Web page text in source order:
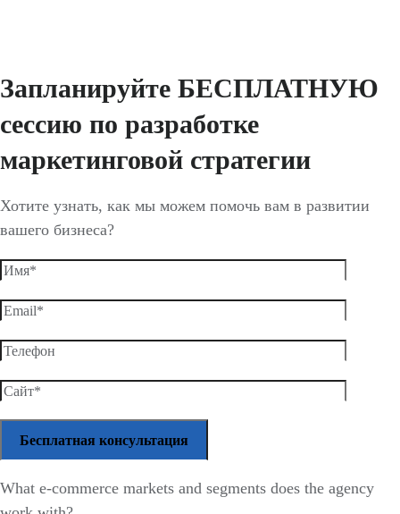
Запланируйте БЕСПЛАТНУЮ
сессию по разработке
маркетинговой стратегии
Хотите узнать, как мы можем помочь вам в развитии
вашего бизнеса?
What e-commerce markets and segments does the agency